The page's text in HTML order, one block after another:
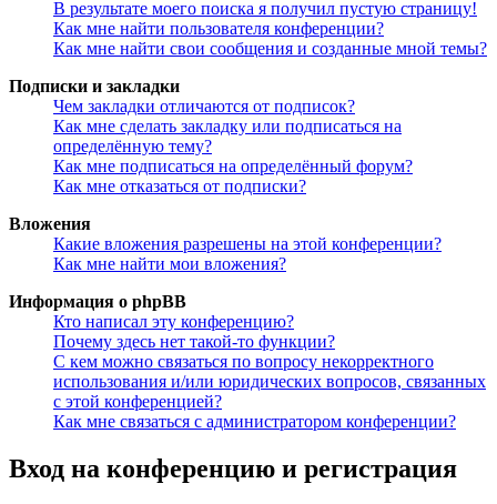
В результате моего поиска я получил пустую страницу!
Как мне найти пользователя конференции?
Как мне найти свои сообщения и созданные мной темы?
Подписки и закладки
Чем закладки отличаются от подписок?
Как мне сделать закладку или подписаться на
определённую тему?
Как мне подписаться на определённый форум?
Как мне отказаться от подписки?
Вложения
Какие вложения разрешены на этой конференции?
Как мне найти мои вложения?
Информация о phpBB
Кто написал эту конференцию?
Почему здесь нет такой-то функции?
С кем можно связаться по вопросу некорректного
использования и/или юридических вопросов, связанных
с этой конференцией?
Как мне связаться с администратором конференции?
Вход на конференцию и регистрация